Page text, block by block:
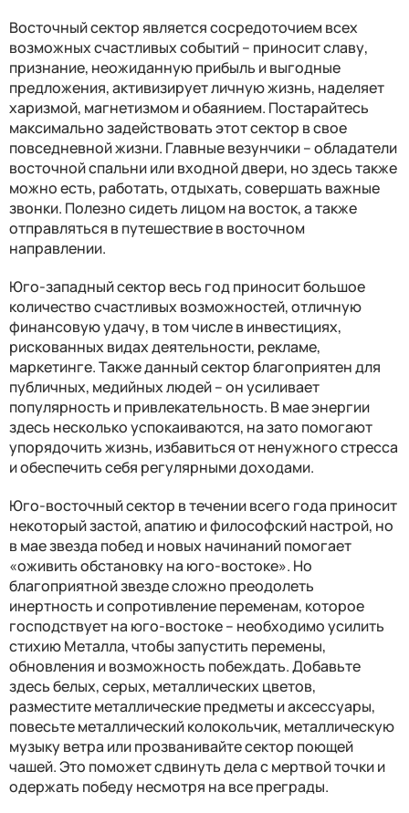
Восточный сектор является сосредоточием всех
возможных счастливых событий – приносит славу,
признание, неожиданную прибыль и выгодные
предложения, активизирует личную жизнь, наделяет
харизмой, магнетизмом и обаянием. Постарайтесь
максимально задействовать этот сектор в свое
повседневной жизни. Главные везунчики – обладатели
восточной спальни или входной двери, но здесь также
можно есть, работать, отдыхать, совершать важные
звонки. Полезно сидеть лицом на восток, а также
отправляться в путешествие в восточном
направлении.
Юго-западный сектор весь год приносит большое
количество счастливых возможностей, отличную
финансовую удачу, в том числе в инвестициях,
рискованных видах деятельности, рекламе,
маркетинге. Также данный сектор благоприятен для
публичных, медийных людей – он усиливает
популярность и привлекательность. В мае энергии
здесь несколько успокаиваются, на зато помогают
упорядочить жизнь, избавиться от ненужного стресса
и обеспечить себя регулярными доходами.
Юго-восточный сектор в течении всего года приносит
некоторый застой, апатию и философский настрой, но
в мае звезда побед и новых начинаний помогает
«оживить обстановку на юго-востоке». Но
благоприятной звезде сложно преодолеть
инертность и сопротивление переменам, которое
господствует на юго-востоке – необходимо усилить
стихию Металла, чтобы запустить перемены,
обновления и возможность побеждать. Добавьте
здесь белых, серых, металлических цветов,
разместите металлические предметы и аксессуары,
повесьте металлический колокольчик, металлическую
музыку ветра или прозванивайте сектор поющей
чашей. Это поможет сдвинуть дела с мертвой точки и
одержать победу несмотря на все преграды.